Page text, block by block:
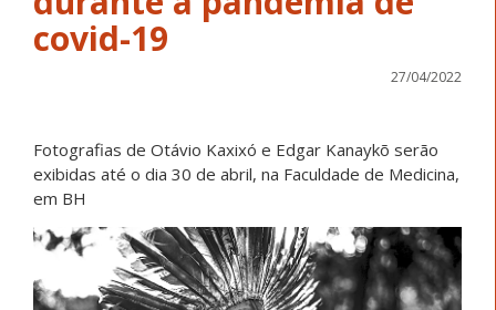
covid-19
27/04/2022
Fotografias de Otávio Kaxixó e Edgar Kanaykõ serão
exibidas até o dia 30 de abril, na Faculdade de Medicina,
em BH